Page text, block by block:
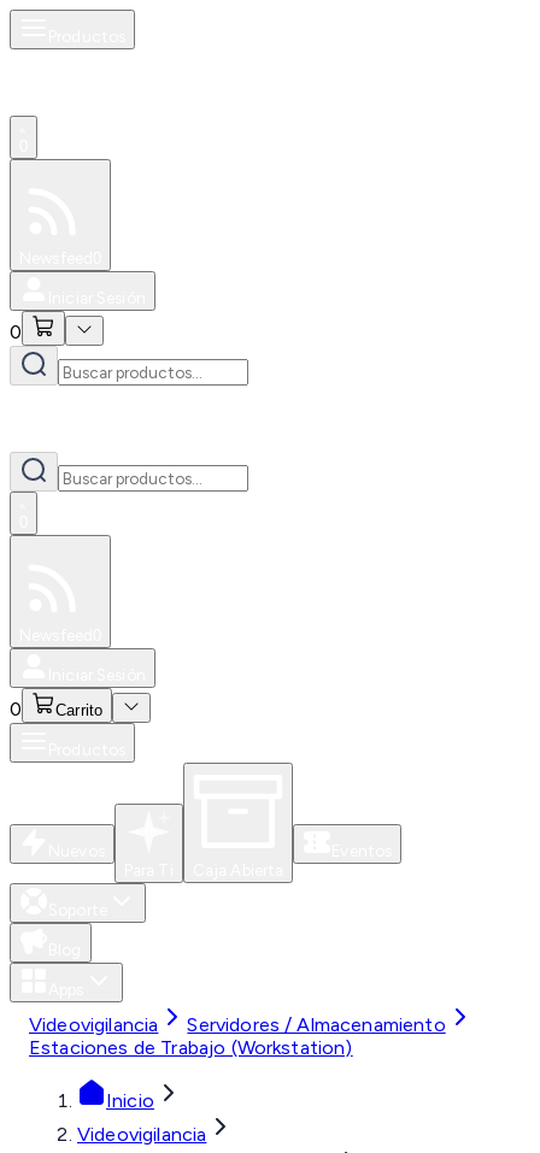
0
0 Carrito
Videovigilancia
Servidores / Almacenamiento
Estaciones de Trabajo (Workstation)
Inicio
Videovigilancia